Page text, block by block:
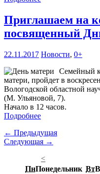
Приглашаем на
посвященный
22.11.2017 Новости, 0+
Семейный
матери, пройдет в
Вологодской областной
(М. Ульяновой, 7).
Начало в 12 часов.
Подробнее
← Предыдущая
Следующая →
<
ПнПонедельник Вт